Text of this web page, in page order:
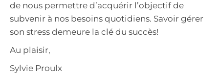
de nous permettre d’acquérir l’objectif de
subvenir à nos besoins quotidiens. Savoir gérer
son stress demeure la clé du succès!
Au plaisir,
Sylvie Proulx